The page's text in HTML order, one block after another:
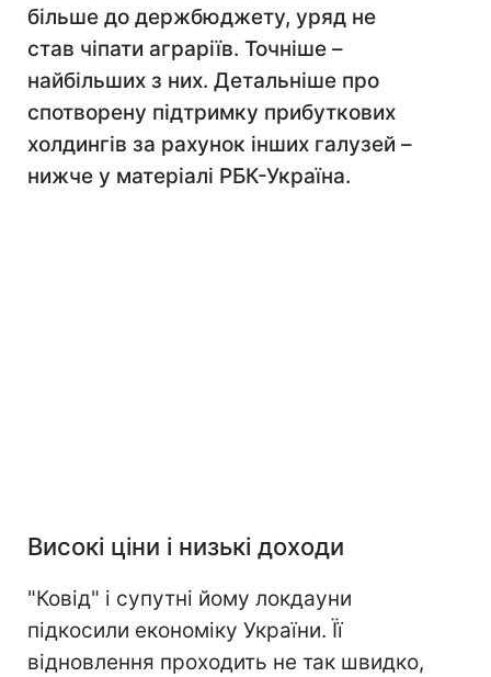
більше до держбюджету, уряд не
став чіпати аграріїв. Точніше –
найбільших з них. Детальніше про
спотворену підтримку прибуткових
холдингів за рахунок інших галузей –
нижче у матеріалі РБК-Україна.
Високі ціни і низькі доходи
"Ковід" і супутні йому локдауни
підкосили економіку України. Її
відновлення проходить не так швидко,